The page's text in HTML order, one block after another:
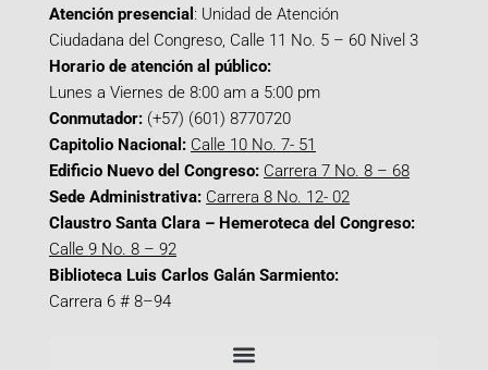
Atención presencial : Unidad de Atención
Ciudadana del Congreso, Calle 11 No. 5 – 60 Nivel 3
Horario de atención al público:
Lunes a Viernes de 8:00 am a 5:00 pm
Conmutador: (+57) (601) 8770720
Capitolio Nacional: Calle 10 No. 7- 51
Edificio Nuevo del Congreso: Carrera 7 No. 8 – 68
Sede Administrativa: Carrera 8 No. 12- 02
Claustro Santa Clara – Hemeroteca del Congreso:
Calle 9 No. 8 – 92
Biblioteca Luis Carlos Galán Sarmiento:
Carrera 6 # 8–94